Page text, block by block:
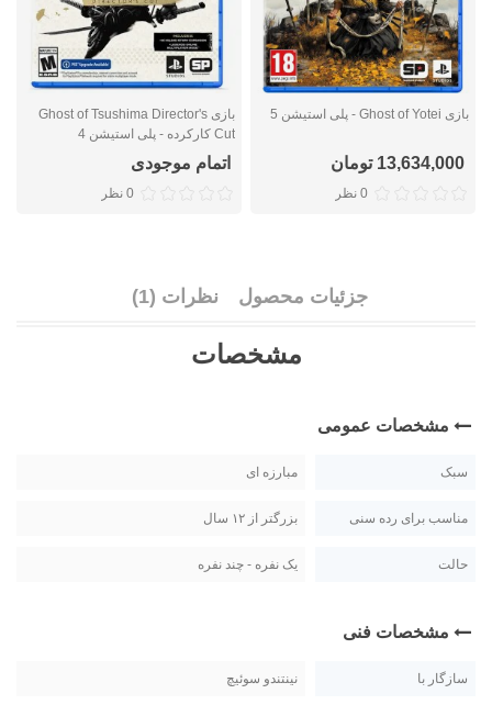
بازی Ghost of Yotei - پلی استیشن 5
13,634,000 تومان
0 نظر
بازی Ghost of Tsushima Director's
Cut کارکرده - پلی استیشن 4
اتمام موجودی
0 نظر
جزئیات محصول نظرات (1)
مشخصات
مشخصات عمومی
سبک مبارزه ای
مناسب برای رده سنی بزرگتر از ۱۲ سال
حالت یک نفره - چند نفره
مشخصات فنی
سازگار با نینتندو سوئیچ